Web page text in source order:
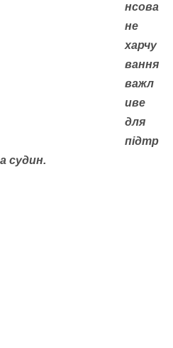
нсова
не
харчу
вання
важл
иве
для
підтр
судин.